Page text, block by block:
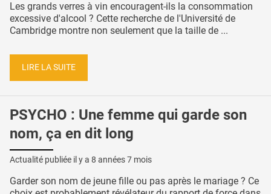
Les grands verres à vin encouragent-ils la consommation
excessive d'alcool ? Cette recherche de l'Université de
Cambridge montre non seulement que la taille de ...
LIRE LA SUITE
PSYCHO : Une femme qui garde son
nom, ça en dit long
Actualité publiée il y a 8 années 7 mois
Garder son nom de jeune fille ou pas après le mariage ? Ce